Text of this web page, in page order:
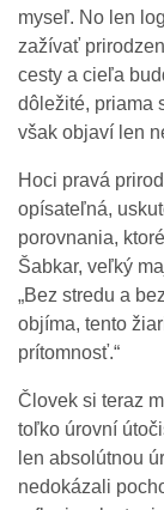
myseľ. No len
zažívať
cesty a cieľa
dôležité, priama
však objaví len
Hoci pravá
opísateľná,
porovnania,
Šabkar, veľký
„Bez stredu a
objíma, tento
prítomnosť.“
Človek si teraz
toľko úrovní
len absolútnou
nedokázali